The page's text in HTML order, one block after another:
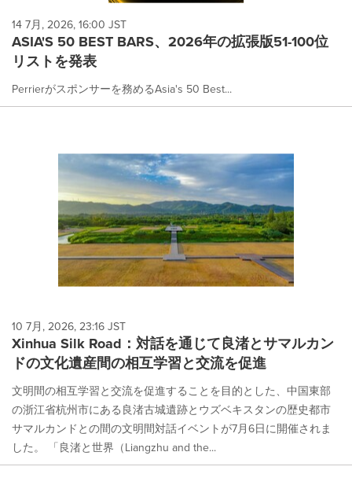
14 7月, 2026, 16:00 JST
ASIA'S 50 BEST BARS、2026年の拡張版51-100位
リストを発表
Perrierがスポンサーを務めるAsia's 50 Best...
10 7月, 2026, 23:16 JST
Xinhua Silk Road：対話を通じて良渚とサマルカン
ドの文化遺産間の相互学習と交流を促進
文明間の相互学習と交流を促進することを目的とした、中国東部
の浙江省杭州市にある良渚古城遺跡とウズベキスタンの歴史都市
サマルカンドとの間の文明間対話イベントが7月6日に開催されま
した。 「良渚と世界（Liangzhu and the...